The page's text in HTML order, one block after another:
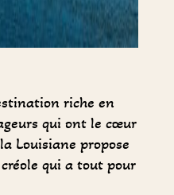
riche en
qui ont le cœur
Louisiane propose
qui a tout pour